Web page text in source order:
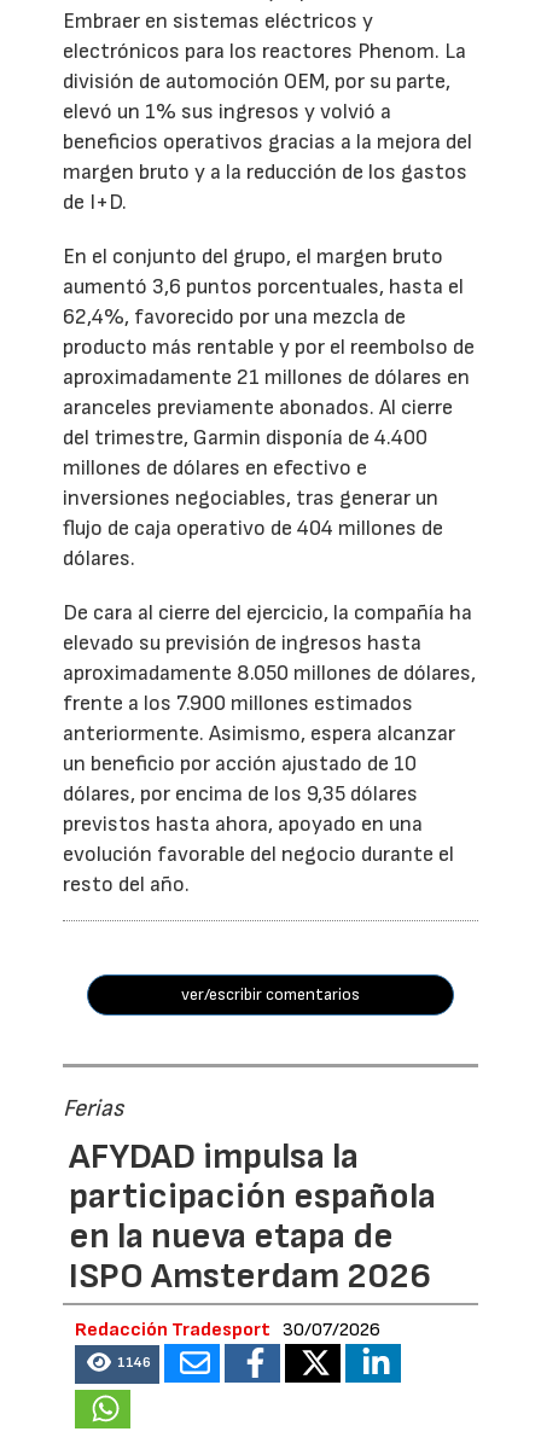
Embraer en sistemas eléctricos y
electrónicos para los reactores Phenom. La
división de automoción OEM, por su parte,
elevó un 1% sus ingresos y volvió a
beneficios operativos gracias a la mejora del
margen bruto y a la reducción de los gastos
de I+D.
En el conjunto del grupo, el margen bruto
aumentó 3,6 puntos porcentuales, hasta el
62,4%, favorecido por una mezcla de
producto más rentable y por el reembolso de
aproximadamente 21 millones de dólares en
aranceles previamente abonados. Al cierre
del trimestre, Garmin disponía de 4.400
millones de dólares en efectivo e
inversiones negociables, tras generar un
flujo de caja operativo de 404 millones de
dólares.
De cara al cierre del ejercicio, la compañía ha
elevado su previsión de ingresos hasta
aproximadamente 8.050 millones de dólares,
frente a los 7.900 millones estimados
anteriormente. Asimismo, espera alcanzar
un beneficio por acción ajustado de 10
dólares, por encima de los 9,35 dólares
previstos hasta ahora, apoyado en una
evolución favorable del negocio durante el
resto del año.
ver/escribir comentarios
Ferias
AFYDAD impulsa la
participación española
en la nueva etapa de
ISPO Amsterdam 2026
Redacción Tradesport 30/07/2026
1146